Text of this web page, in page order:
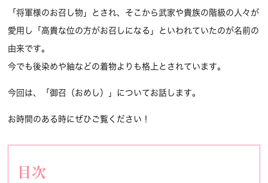
「将軍様のお召し物」とされ、そこから武家や貴族の階級の人々が
愛用し「高貴な位の方がお召しになる」といわれていたのが名前の
由来です。
今でも後染めや紬などの着物よりも格上とされています。
今回は、「御召（おめし）」についてお話します。
お時間のある時にぜひご覧ください！
目次